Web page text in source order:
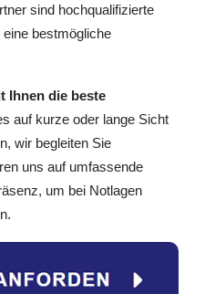
sind hochqualifizierte
bestmögliche
Ihnen die beste
auf kurze oder lange Sicht
wir begleiten Sie
uns auf umfassende
um bei Notlagen